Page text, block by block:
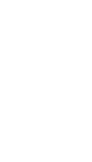
de medir en Sodimac
tus proyectos y
lo que tenemos para
de medir en Sodimac.
renovación y decoración.